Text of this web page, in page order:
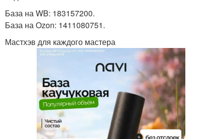
База на WB: 183157200.
База на Ozon: 1411080751.
Мастхэв для каждого мастера